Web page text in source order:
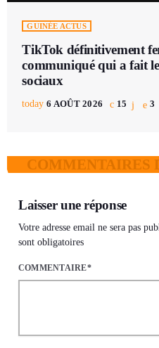
GUINÉE ACTUS
TikTok définitivement
communiqué qui a fait
sociaux
today 6 AOÛT 2026 15 3
COMMENTAIRES
Laisser une réponse
Votre adresse email ne sera pas
sont obligatoires
COMMENTAIRE*